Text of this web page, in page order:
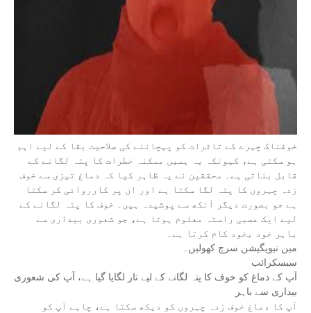
خوفناک چہرے کے تاثرات کو پہچاننے کی صلاحیت بقا کے لیے اہم
ہو سکتی ہے، کیونکہ یہ ہمیں ممکنہ خطرات کا پتہ لگانے کے
قابل بناتی ہے۔ محققین نے یہ ظاہر کیا کہ دماغ تیزی سے خوف
زدہ چہروں کا پتہ لگا سکتا ہے اور ان پر کارروائی کر سکتا
ہے جو بصورت دیگر آنکھ سے پوشیدہ ہیں۔ خوف کا پتہ لگانے کے
لیے ایک عصبی راستہ معلوم ہوتا ہے، جو شعوری بیداری سے
باہر خود بخود کام کرتا ہے۔
مین نیویگیشن سرچ کھولیں۔
سبسکرائب
آپ کے دماغ کو خوف کا پتہ لگانے کے لیے تار لگایا گیا ہے، آپ کی شعوری
بیداری سے باہر
آپ کا دماغ خوف زدہ چہروں کو دیکھ سکتا ہے، چاہے آپ کو